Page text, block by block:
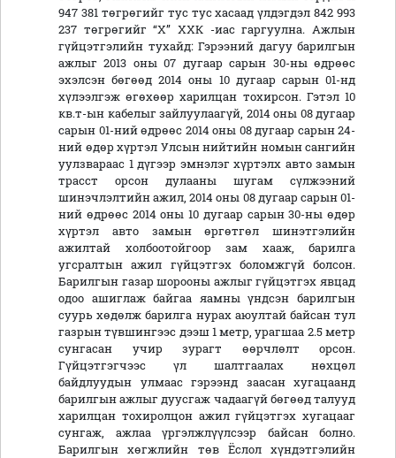
947 381 төгрөгийг тус тус хасаад үлдэгдэл 842 993
237 төгрөгийг “Х” ХХК -иас гаргуулна. Ажлын
гүйцэтгэлийн тухайд: Гэрээний дагуу барилгын
ажлыг 2013 оны 07 дугаар сарын 30-ны өдрөөс
эхэлсэн бөгөөд 2014 оны 10 дугаар сарын 01-нд
хүлээлгэж өгөхөөр харилцан тохирсон. Гэтэл 10
кв.т-ын кабелыг зайлуулаагүй, 2014 оны 08 дугаар
сарын 01-ний өдрөөс 2014 оны 08 дугаар сарын 24-
ний өдөр хүртэл Улсын нийтийн номын сангийн
уулзвараас 1 дүгээр эмнэлэг хүртэлх авто замын
трасст орсон дулааны шугам сүлжээний
шинэчлэлтийн ажил, 2014 оны 08 дугаар сарын 01-
ний өдрөөс 2014 оны 10 дугаар сарын 30-ны өдөр
хүртэл авто замын өргөтгөл шинэтгэлийн
ажилтай холбоотойгоор зам хааж, барилга
угсралтын ажил гүйцэтгэх боломжгүй болсон.
Барилгын газар шорооны ажлыг гүйцэтгэх явцад
одоо ашиглаж байгаа яамны үндсэн барилгын
суурь хөдөлж барилга нурах аюултай байсан тул
газрын түвшингээс дээш 1 метр, урагшаа 2.5 метр
сунгасан учир зурагт өөрчлөлт орсон.
Гүйцэтгэгчээс үл шалтгаалах нөхцөл
байдлуудын улмаас гэрээнд заасан хугацаанд
барилгын ажлыг дуусгаж чадаагүй бөгөөд талууд
харилцан тохиролцон ажил гүйцэтгэх хугацааг
сунгаж, ажлаа үргэлжлүүлсээр байсан болно.
Барилгын хөгжлийн төв Ёслол хүндэтгэлийн